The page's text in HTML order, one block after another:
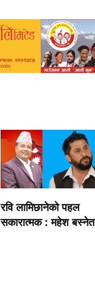
रवि लामिछानेको पहल
सकारात्मक : महेश बस्नेत